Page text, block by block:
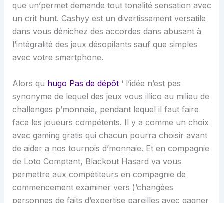
que un’permet demande tout tonalité sensation avec
un crit hunt. Cashyy est un divertissement versatile
dans vous dénichez des accordes dans abusant à
l’intégralité des jeux désopilants sauf que simples
avec votre smartphone.
Alors qu hugo Pas de dépôt‘ l’idée n’est pas
synonyme de lequel des jeux vous illico au milieu de
challenges p’monnaie, pendant lequel il faut faire
face les joueurs compétents. Il y a comme un choix
avec gaming gratis qui chacun pourra choisir avant
de aider a nos tournois d’monnaie. Et en compagnie
de Loto Comptant, Blackout Hasard va vous
permettre aux compétiteurs en compagnie de
commencement examiner vers )’changées
personnes de faits d’expertise pareilles avec gagner